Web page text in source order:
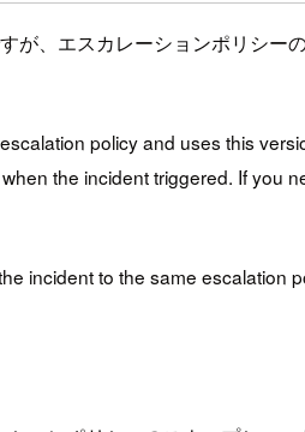
、エスカレーションポリシー
policy and uses this
the incident triggered. If you
incident to the same escalation